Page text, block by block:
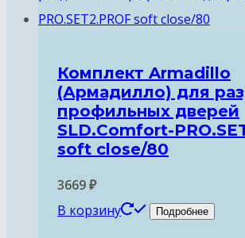
Комплект Armadillo
(Армадилло) для
профильных дверей
SLD.Comfort-
soft close/80
3669₽
В корзину
Подробнее